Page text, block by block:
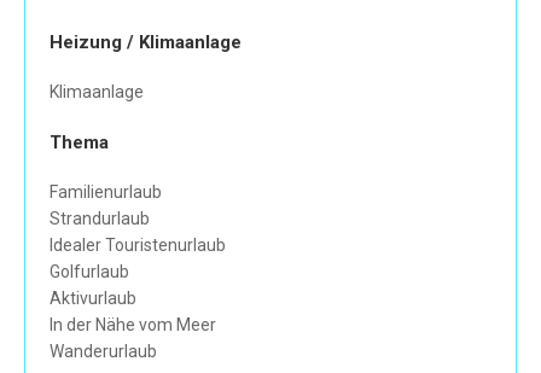
Heizung / Klimaanlage
Klimaanlage
Thema
Familienurlaub
Strandurlaub
Idealer Touristenurlaub
Golfurlaub
Aktivurlaub
In der Nähe vom Meer
Wanderurlaub